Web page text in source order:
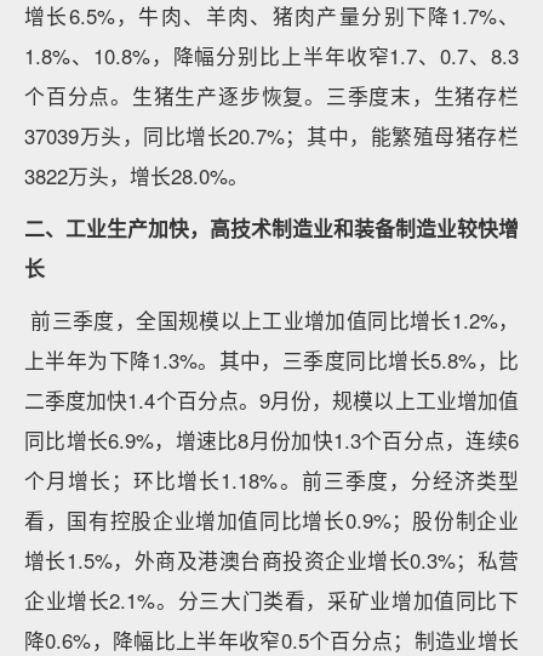
增长6.5%，牛肉、羊肉、猪肉产量分别下降1.7%、
1.8%、10.8%，降幅分别比上半年收窄1.7、0.7、8.3
个百分点。生猪生产逐步恢复。三季度末，生猪存栏
37039万头，同比增长20.7%；其中，能繁殖母猪存栏
3822万头，增长28.0%。
二、工业生产加快，高技术制造业和装备制造业较快增
长
前三季度，全国规模以上工业增加值同比增长1.2%，
上半年为下降1.3%。其中，三季度同比增长5.8%，比
二季度加快1.4个百分点。9月份，规模以上工业增加值
同比增长6.9%，增速比8月份加快1.3个百分点，连续6
个月增长；环比增长1.18%。前三季度，分经济类型
看，国有控股企业增加值同比增长0.9%；股份制企业
增长1.5%，外商及港澳台商投资企业增长0.3%；私营
企业增长2.1%。分三大门类看，采矿业增加值同比下
降0.6%，降幅比上半年收窄0.5个百分点；制造业增长